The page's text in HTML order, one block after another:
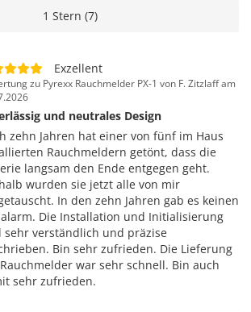
1 Stern (7)
Exzellent
zu Pyrexx Rauchmelder PX-1 von F. Zitzlaff am
und neutrales Design
zehn Jahren hat einer von fünf im Haus
Rauchmeldern getönt, dass die
langsam den Ende entgegen geht.
wurden sie jetzt alle von mir
In den zehn Jahren gab es keinen
Die Installation und Initialisierung
sehr verständlich und präzise
Bin sehr zufrieden. Die Lieferung
war sehr schnell. Bin auch
sehr zufrieden.